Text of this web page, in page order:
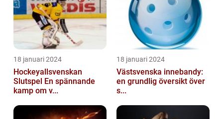
18 januari 2024
Hockeyallsvenskan
Slutspel En spännande
kamp om v...
18 januari 2024
Västsvenska innebandy:
en grundlig översikt över
s...